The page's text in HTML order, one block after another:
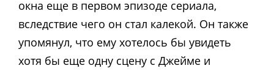
окна еще в первом эпизоде сериала,
вследствие чего он стал калекой. Он также
упомянул, что ему хотелось бы увидеть
хотя бы еще одну сцену с Джейме и